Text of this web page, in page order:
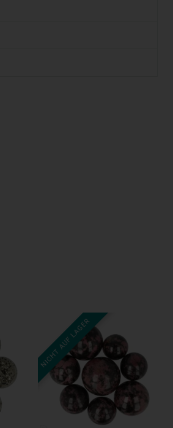
NICHT AUF LAGER